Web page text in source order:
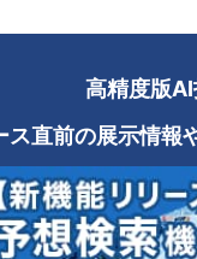
高精度版AI
ス直前の展示情報